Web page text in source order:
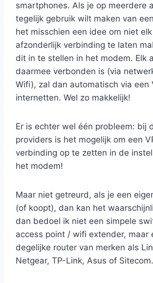
smartphones. Als je op meerdere
tegelijk gebruik wilt maken van
het misschien een idee om niet
afzonderlijk verbinding te laten
dit in te stellen in het modem. Elk
daarmee verbonden is (via
Wifi), zal dan automatisch via een
internetten. Wel zo makkelijk!
Er is echter wel één probleem: bij
providers is het mogelijk om een
verbinding op te zetten in de
het modem!
Maar niet getreurd, als je een
(of koopt), dan kan het
dan bedoel ik niet een simpele
access point / wifi extender, maar
degelijke router van merken als
Netgear, TP-Link, Asus of Sitecom.